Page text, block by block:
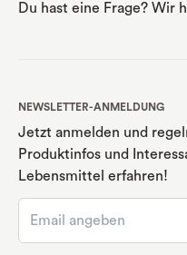
Du hast eine Frage? Wir
NEWSLETTER-ANMELDUNG
Jetzt anmelden und
Produktinfos und
Lebensmittel erfahren!